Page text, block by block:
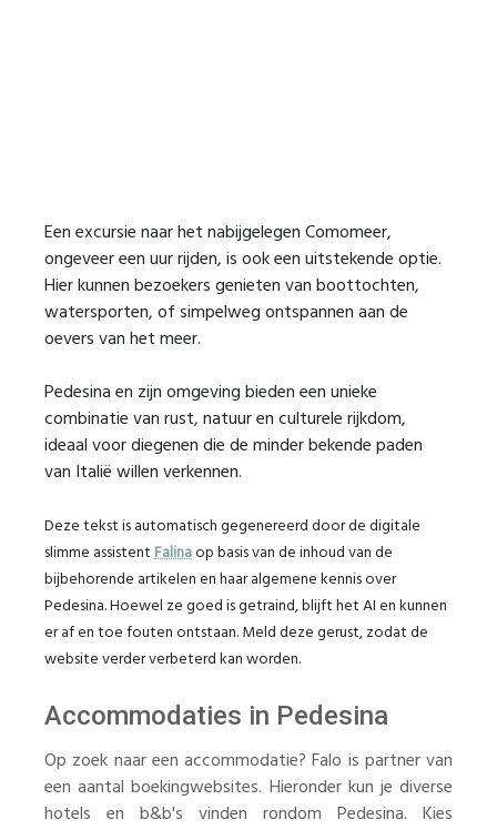
Een excursie naar het nabijgelegen Comomeer,
ongeveer een uur rijden, is ook een uitstekende optie.
Hier kunnen bezoekers genieten van boottochten,
watersporten, of simpelweg ontspannen aan de
oevers van het meer.
Pedesina en zijn omgeving bieden een unieke
combinatie van rust, natuur en culturele rijkdom,
ideaal voor diegenen die de minder bekende paden
van Italië willen verkennen.
Deze tekst is automatisch gegenereerd door de digitale
slimme assistentFalinaop basis van de inhoud van de
bijbehorende artikelen en haar algemene kennis over
Pedesina. Hoewel ze goed is getraind, blijft het AI en kunnen
er af en toe fouten ontstaan. Meld deze gerust, zodat de
website verder verbeterd kan worden.
Accommodaties in Pedesina
Op zoek naar een accommodatie? Falo is partner van
een aantal boekingwebsites. Hieronder kun je diverse
hotels en b&b's vinden rondom Pedesina. Kies